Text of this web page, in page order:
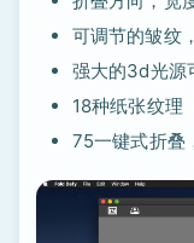
可调节的皱纹
强大的3d光源
18种纸张纹理
75一键式折叠